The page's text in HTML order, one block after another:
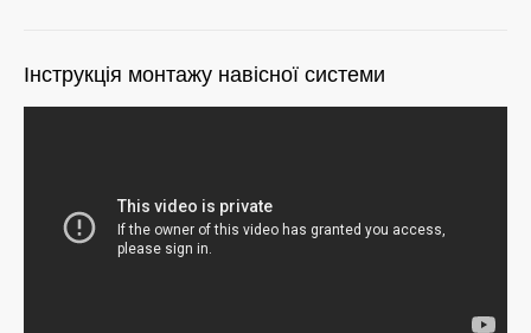
Інструкція монтажу навісної системи